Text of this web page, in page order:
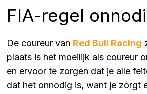
FIA-regel
De coureur van Red Bull Racing
plaats is het moeilijk als coureur
en ervoor te zorgen dat je alle
dat het onnodig is, want je zorgt